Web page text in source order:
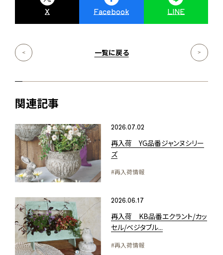
X Facebook LINE
一覧に戻る
関連記事
2026.07.02
再入荷 YG品番ジャンヌシリー
ズ
#再入荷情報
2026.06.17
再入荷 KB品番エクラント/カッ
セル/ベジタブル...
#再入荷情報